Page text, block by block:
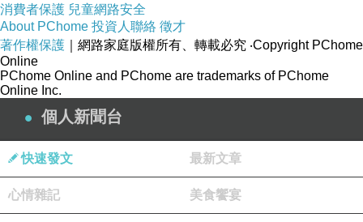
消費者保護 兒童網路安全
About PChome 投資人聯絡 徵才
著作權保護 ｜網路家庭版權所有、轉載必究 ‧Copyright PChome
Online
PChome Online and PChome are trademarks of PChome
Online Inc.
個人新聞台
快速發文 最新文章
心情雜記 美食饗宴